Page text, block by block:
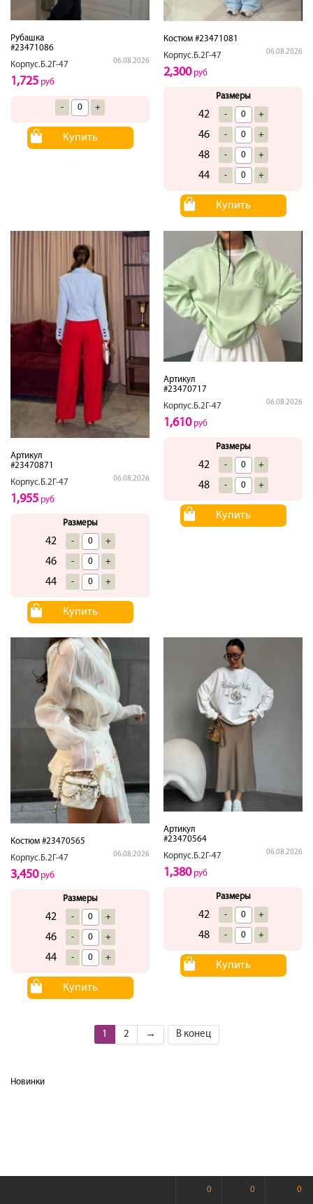
Рубашка
#23471086
Корпус.Б.2Г-47
06.08.2026
1,725 руб
- +
Купить
Костюм #23471081
Корпус.Б.2Г-47
06.08.2026
2,300руб
Размеры
42 - +
46 - +
48 - +
44 - +
Купить
Артикул
#23470871
Корпус.Б.2Г-47
06.08.2026
1,955 руб
Размеры
42 - +
46 - +
44 - +
Купить
Артикул
#23470717
Корпус.Б.2Г-47
06.08.2026
1,610руб
Размеры
42 - +
48 - +
Купить
Костюм #23470565
Корпус.Б.2Г-47
06.08.2026
3,450руб
Размеры
42 - +
46 - +
44 - +
Купить
Артикул
#23470564
Корпус.Б.2Г-47
06.08.2026
1,380руб
Размеры
42 - +
48 - +
Купить
1 2 → В конец
Новинки
0 0 0